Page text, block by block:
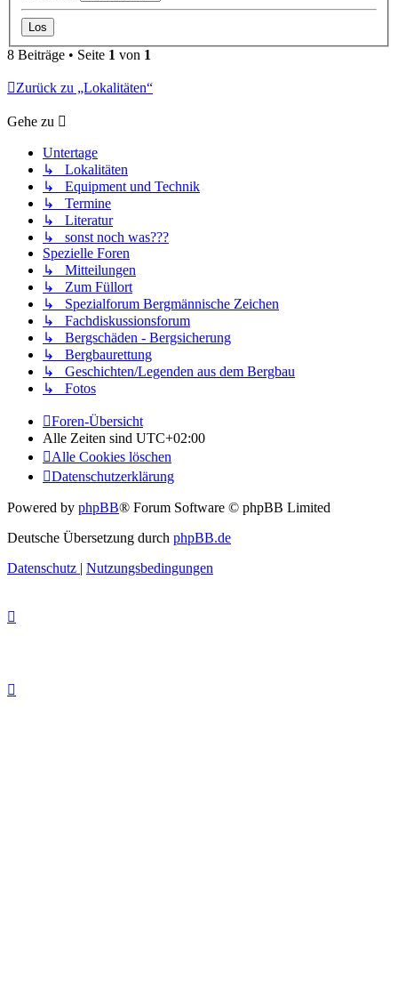
8 Beiträge • Seite 1 von 1
Zurück zu „Lokalitäten“
Gehe zu
Untertage
↳ Lokalitäten
↳ Equipment und Technik
↳ Termine
↳ Literatur
↳ sonst noch was???
Spezielle Foren
↳ Mitteilungen
↳ Zum Füllort
↳ Spezialforum Bergmännische Zeichen
↳ Fachdiskussionsforum
↳ Bergschäden - Bergsicherung
↳ Bergbaurettung
↳ Geschichten/Legenden aus dem Bergbau
↳ Fotos
Foren-Übersicht
Alle Zeiten sind UTC+02:00
Alle Cookies löschen
Datenschutzerklärung
Powered by phpBB® Forum Software © phpBB Limited
Deutsche Übersetzung durch phpBB.de
Datenschutz | Nutzungsbedingungen